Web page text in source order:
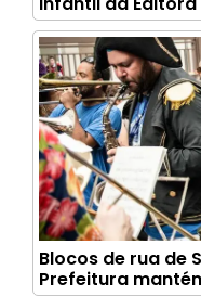
Blocos de rua de
Prefeitura